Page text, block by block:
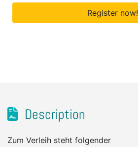
Register now!
Description
Zum Verleih steht folgender